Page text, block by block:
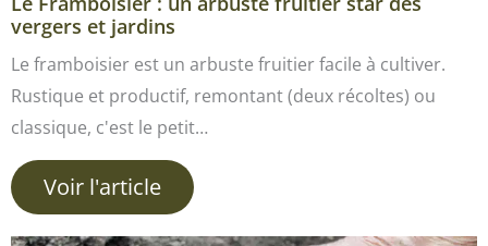
vergers et jardins
Le framboisier est un arbuste fruitier facile à cultiver.
Rustique et productif, remontant (deux récoltes) ou
classique, c'est le petit…
Voir l'article